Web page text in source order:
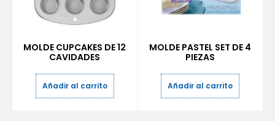
MOLDE CUPCAKES DE 12
CAVIDADES
Añadir al carrito
MOLDE PASTEL SET DE 4
PIEZAS
Añadir al carrito